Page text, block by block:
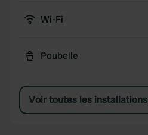
Wi-Fi
Poubelle
Voir toutes les installations